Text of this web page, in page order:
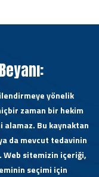
yönelik
zaman bir hekim
Bu kaynaktan
da mevcut tedavinin
sitemizin içeriği,
seçimi için